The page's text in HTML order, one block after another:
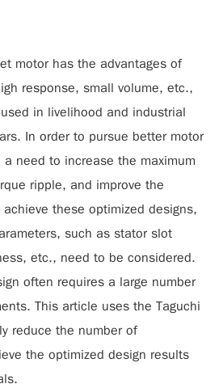
motor has the advantages of
response, small volume, etc.,
in livelihood and industrial
In order to pursue better motor
need to increase the maximum
ripple, and improve the
these optimized designs,
such as stator slot
etc., need to be considered.
often requires a large number
This article uses the Taguchi
reduce the number of
the optimized design results